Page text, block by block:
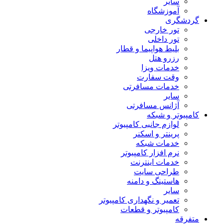
آموزشگاه
گردشگری
تور خارجی
تور داخلی
بلیط هواپیما و قطار
رزرو هتل
خدمات ویزا
وقت سفارت
خدمات مسافرتی
سایر
آژانس مسافرتی
کامپیوتر و شبکه
لوازم جانبی کامپیوتر
پرینتر و اسکنر
خدمات شبکه
نرم افزار کامپیوتر
خدمات اینترنت
طراحی سایت
هاستینگ و دامنه
سایر
تعمیر و نگهداری کامپیوتر
کامپیوتر و قطعات
متفرقه